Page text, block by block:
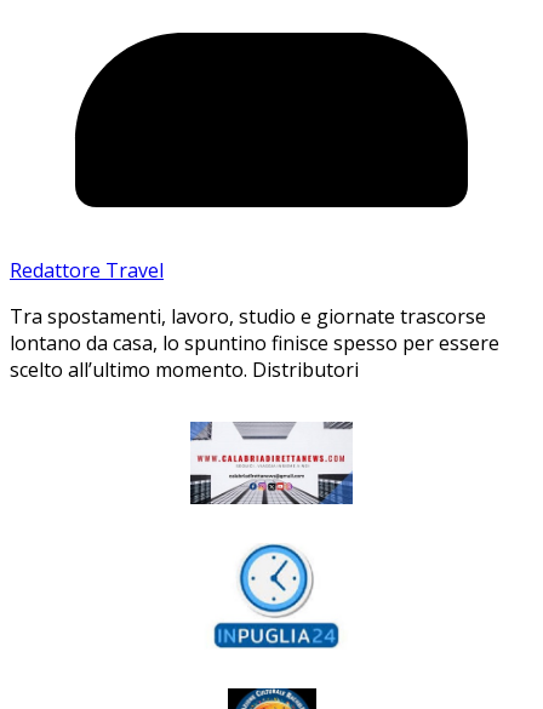
Redattore Travel
Tra spostamenti, lavoro, studio e giornate trascorse
lontano da casa, lo spuntino finisce spesso per essere
scelto all’ultimo momento. Distributori